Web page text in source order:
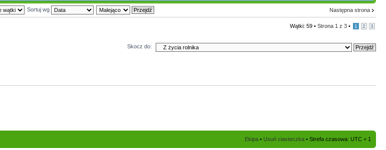
Następna strona
Sortuj wg
Wątki: 59 • Strona 1 z 3 • 1 2 3
Skocz do:
Ekipa • Usuń ciasteczka • Strefa czasowa: UTC + 1